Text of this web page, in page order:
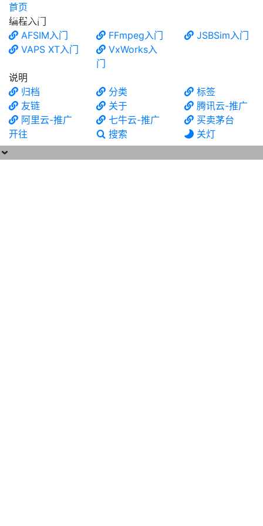
食铁兽
首页
编程入门
AFSIM入门
FFmpeg入门
JSBSim入门
VAPS XT入门
VxWorks入
门
说明
归档
分类
标签
友链
关于
腾讯云-推广
阿里云-推广
七牛云-推广
买卖茅台
开往
搜索 关灯